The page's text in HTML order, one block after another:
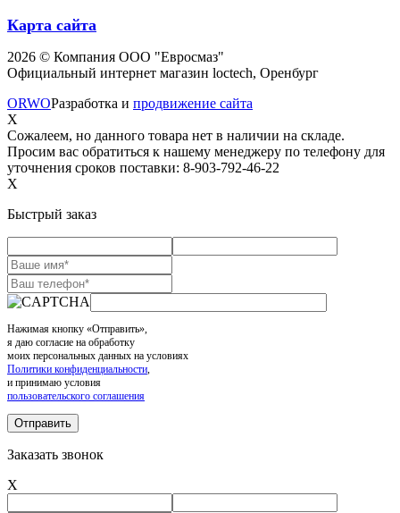
Карта сайта
2026 © Компания ООО "Евросмаз"
Официальный интернет магазин loctech, Оренбург
ORWOРазработка и продвижение сайта
X
Сожалеем, но данного товара нет в наличии на складе.
Просим вас обратиться к нашему менеджеру по телефону для
уточнения сроков поставки: 8-903-792-46-22
X
Быстрый заказ
Нажимая кнопку «Отправить»,
я даю согласие на обработку
моих персональных данных на условиях
Политики конфиденциальности
и принимаю условия
пользовательского соглашения
Заказать звонок
X